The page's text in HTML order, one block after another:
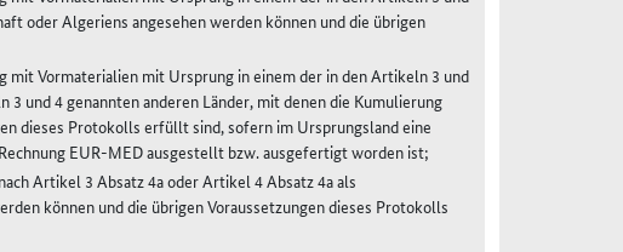
oder Algeriens angesehen werden können und die übrigen
Vormaterialien mit Ursprung in einem der in den Artikeln 3 und
und 4 genannten anderen Länder, mit denen die Kumulierung
dieses Protokolls erfüllt sind, sofern im Ursprungsland eine
EUR-MED ausgestellt bzw. ausgefertigt worden ist;
Artikel 3 Absatz 4a oder Artikel 4 Absatz 4a als
können und die übrigen Voraussetzungen dieses Protokolls